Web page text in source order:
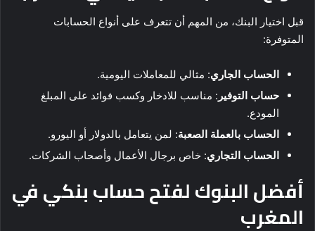
قبل اختيار البنك، من المهم أن تتعرف على أنواع الحسابات
المتوفرة:
الحساب الجاري: مثالي للمعاملات اليومية.
حساب التوفير : مناسب للادخار وكسب فوائد على المبلغ
المودع.
الحساب بالعملة الصعبة: لمن يتعامل بالدولار أو اليورو.
الحساب التجاري: خاص برجال الأعمال وأصحاب الشركات.
أفضل البنوك لفتح حساب بنكي في
المغرب